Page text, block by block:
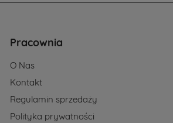
Pracownia
O Nas
Kontakt
Regulamin sprzedaży
Polityka prywatności